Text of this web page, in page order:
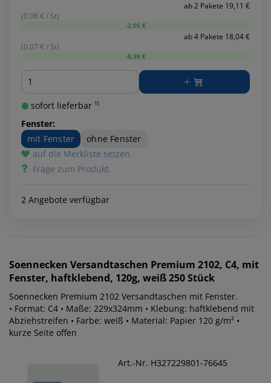
ab 2 Pakete 19,11 €
(0.08 € / St)
-2,05 €
ab 4 Pakete 18,04 €
(0.07 € / St)
-8,38 €
Menge
sofort lieferbar ¹⁾
Fenster:
mit Fenster
ohne Fenster
auf die Merkliste setzen
Frage zum Produkt
2 Angebote verfügbar
Soennecken Versandtaschen Premium 2102, C4, mit
Fenster, haftklebend, 120g, weiß 250 Stück
Soennecken Premium 2102 Versandtaschen mit Fenster.
• Format: C4 • Maße: 229x324mm • Klebung: haftklebend mit
Abziehstreifen • Farbe: weiß • Material: Papier 120 g/m² •
kurze Seite offen
Art.-Nr. H327229801-76645